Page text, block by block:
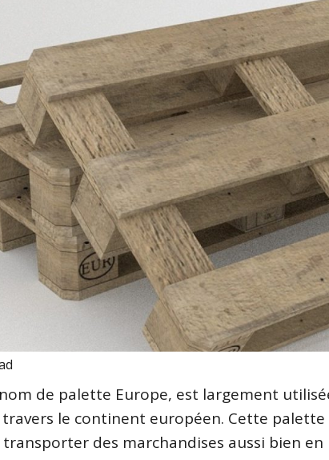
de palette Europe, est largement
le continent européen. Cette palette
des marchandises aussi bien en